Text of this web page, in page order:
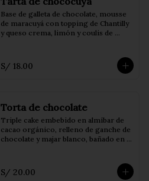
Base de galleta de chocolate, mousse
de maracuyá con topping de Chantilly
y queso crema, limón y coulis de
S/ 18.00
Torta de chocolate
Triple cake embebido en almíbar de
cacao orgánico, relleno de ganche de
chocolate y majar blanco, bañado en
S/ 20.00